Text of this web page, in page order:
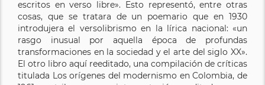
escritos en verso libre». Esto representó, entre otras
cosas, que se tratara de un poemario que en 1930
introdujera el versolibrismo en la lírica nacional: «un
rasgo inusual por aquella época de profundas
transformaciones en la sociedad y el arte del siglo XX».
El otro libro aquí reeditado, una compilación de críticas
titulada Los orígenes del modernismo en Colombia, de